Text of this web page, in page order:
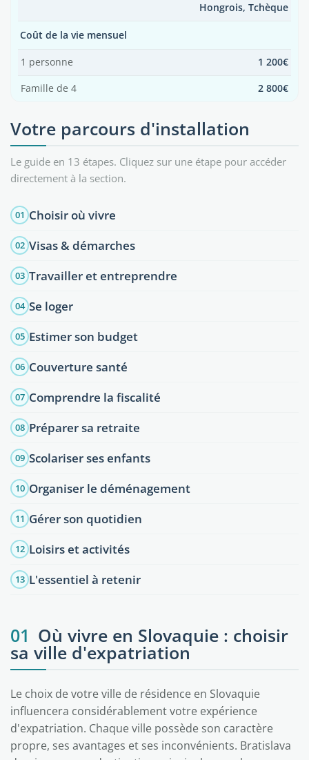
Hongrois, Tchèque
Coût de la vie mensuel
1 personne 1 200€
Famille de 4 2 800€
Votre parcours d'installation
Le guide en 13 étapes. Cliquez sur une étape pour accéder
directement à la section.
01 Choisir où vivre
02 Visas & démarches
03 Travailler et entreprendre
04 Se loger
05 Estimer son budget
06 Couverture santé
07 Comprendre la fiscalité
08 Préparer sa retraite
09 Scolariser ses enfants
10 Organiser le déménagement
11 Gérer son quotidien
12 Loisirs et activités
13 L'essentiel à retenir
01 Où vivre en Slovaquie : choisir
sa ville d'expatriation
Le choix de votre ville de résidence en Slovaquie
influencera considérablement votre expérience
d'expatriation. Chaque ville possède son caractère
propre, ses avantages et ses inconvénients. Bratislava